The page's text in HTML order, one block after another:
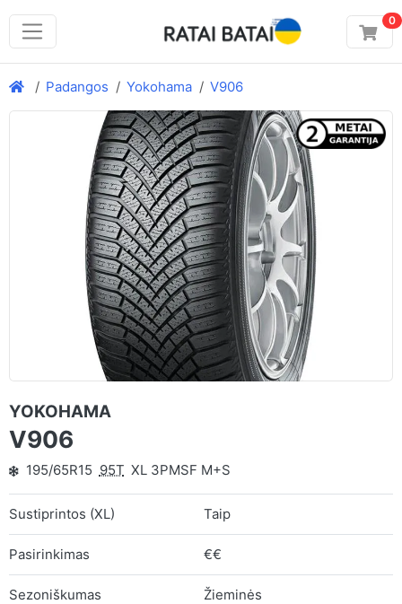
0
Padangos Yokohama V906
YOKOHAMA
V906
195/65R15 95T XL 3PMSF M+S
Sustiprintos (XL) Taip
Pasirinkimas €€
Sezoniškumas Žieminės